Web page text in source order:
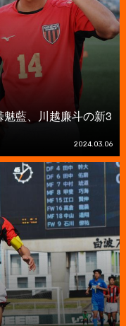
魅藍、川越廉斗の新3
2024.03.06